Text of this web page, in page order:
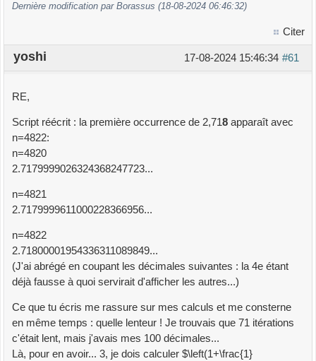
Dernière modification par Borassus (18-08-2024 06:46:32)
Citer
#61
17-08-2024 15:46:34
yoshi
RE,
Script réécrit : la première occurrence de 2,718 apparaît avec
n=4822:
n=4820
2.7179999026324368247723...
n=4821
2.7179999611000228366956...
n=4822
2.71800001954336311089849...
(J'ai abrégé en coupant les décimales suivantes : la 4e étant
déjà fausse à quoi servirait d'afficher les autres...)
Ce que tu écris me rassure sur mes calculs et me consterne
en même temps : quelle lenteur ! Je trouvais que 71 itérations
c'était lent, mais j'avais mes 100 décimales...
Là, pour en avoir... 3, je dois calculer $\left(1+\frac{1}